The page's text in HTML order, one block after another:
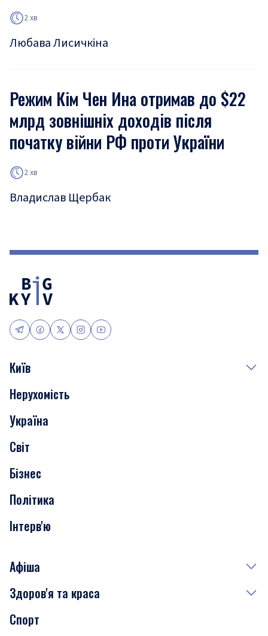
2 хв
Любава Лисичкіна
Режим Кім Чен Ина отримав до $22
млрд зовнішніх доходів після
початку війни РФ проти України
2 хв
Владислав Щербак
Київ
Події
Скандали
Нерухомість
Транспорт
Нерухомість
Україна
Світ
Бізнес
Політика
Інтерв'ю
Афіша
Сьогодні
Завтра
Здоров'я та краса
Медицина
Спорт